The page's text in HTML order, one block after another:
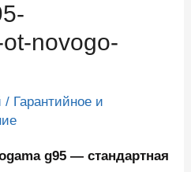
novogo-
/ Гарантийное и
g95 — стандартная